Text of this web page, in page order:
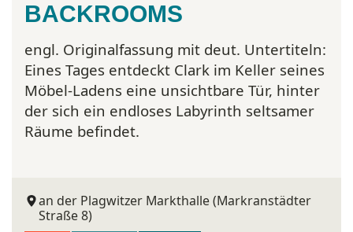
BACKROOMS
engl. Originalfassung mit deut. Untertiteln:
Eines Tages entdeckt Clark im Keller seines
Möbel-Ladens eine unsichtbare Tür, hinter
der sich ein endloses Labyrinth seltsamer
Räume befindet.
an der Plagwitzer Markthalle (Markranstädter
Straße 8)